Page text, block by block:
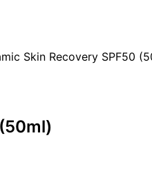
Skin Recovery SPF50